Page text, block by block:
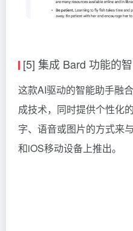
[5] 集成 Bard 功能的
这款AI驱动的智能助手融
成技术，同时提供个性化
字、语音或图片的方式来
和iOS移动设备上推出。